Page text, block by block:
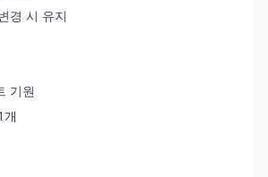
경 시 유지
기원
개